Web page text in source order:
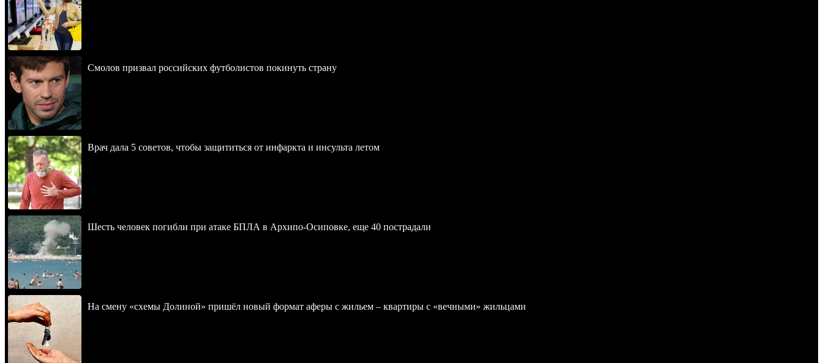
Смолов призвал российских футболистов покинуть страну
Врач дала 5 советов, чтобы защититься от инфаркта и инсульта летом
Шесть человек погибли при атаке БПЛА в Архипо-Осиповке, еще 40 пострадали
На смену «схемы Долиной» пришёл новый формат аферы с жильем – квартиры с «вечными» жильцами